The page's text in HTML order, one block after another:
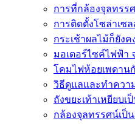
การที่กล้องจุลทรร
การติดตั้งโซล่าเซ
กระเช้าผลไม้ก็ยัง
มอเตอร์ไซค์ไฟฟ้า
โคมไฟห้อยเพดาน
วิธีดูแลและทำควา
ถังขยะเท้าเหยียบ
กล้องจุลทรรศน์เ